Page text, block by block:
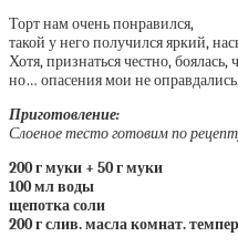
Торт нам очень понравился,
такой у него получился яркий,
Хотя, признаться честно,
но… опасения мои не
Приготовление:
Слоеное тесто готовим по
200 г муки + 50 г муки
100 мл воды
щепотка соли
200 г слив. масла комнат.